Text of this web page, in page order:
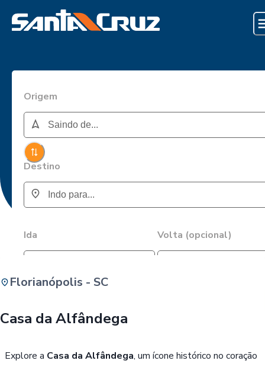
Origem
Destino
Ida Volta (opcional)
Florianópolis - SC
Casa da Alfândega
Explore a Casa da Alfândega, um ícone histórico no coração